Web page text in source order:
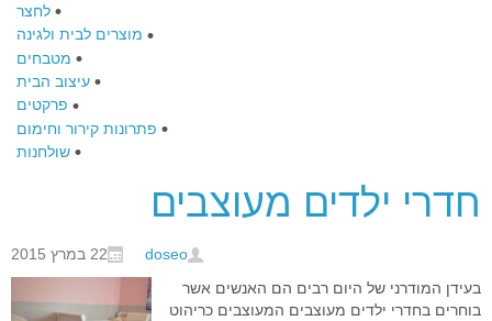
לחצר
מוצרים לבית ולגינה
מטבחים
עיצוב הבית
פרקטים
פתרונות קירור וחימום
שולחנות
חדרי ילדים מעוצבים
22 במרץ 2015
doseo
בעידן המודרני של היום רבים הם האנשים אשר
בוחרים בחדרי ילדים מעוצבים המעוצבים כריהוט